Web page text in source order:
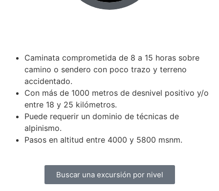
Caminata comprometida de 8 a 15 horas sobre
camino o sendero con poco trazo y terreno
accidentado.
Con más de 1000 metros de desnivel positivo y/o
entre 18 y 25 kilómetros.
Puede requerir un dominio de técnicas de
alpinismo.
Pasos en altitud entre 4000 y 5800 msnm.
Buscar una excursión por nivel